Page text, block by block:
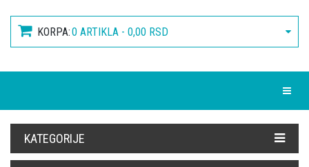
KORPA:0 ARTIKLA - 0,00 RSD
KATEGORIJE